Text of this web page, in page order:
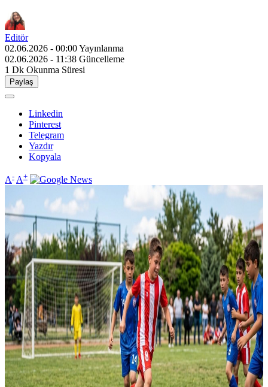
Editör
02.06.2026 - 00:00Yayınlanma
02.06.2026 - 11:38 Güncelleme
1 Dk Okunma Süresi
Paylaş
Linkedin
Pinterest
Telegram
Yazdır
Kopyala
A- A+